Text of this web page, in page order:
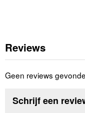
Reviews
Geen reviews
Schrijf een